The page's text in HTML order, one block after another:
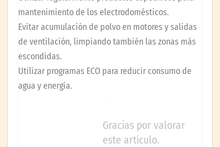
mantenimiento de los electrodomésticos.
Evitar acumulación de polvo en motores y salidas
de ventilación, limpiando también las zonas más
escondidas.
Utilizar programas ECO para reducir consumo de
agua y energía.
Gracias por valorar
este artículo.